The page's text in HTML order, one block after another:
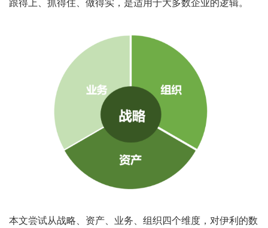
跟得上、抓得住、做得实，是适用于大多数企业的逻辑。
本文尝试从战略、资产、业务、组织四个维度，对伊利的数